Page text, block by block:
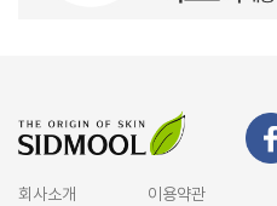
회사소개 이용약관